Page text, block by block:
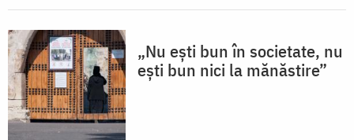
„Nu ești bun în societate, nu
ești bun nici la mănăstire”